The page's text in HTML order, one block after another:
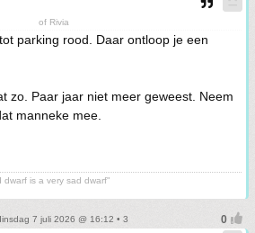
of Rivia
parking rood. Daar ontloop je een
zo. Paar jaar niet meer geweest. Neem
manneke mee.
is a very sad dwarf"
7 juli 2026 @ 16:12 • 3